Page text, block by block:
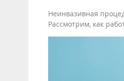
Неинвазивная
Рассмотрим, как